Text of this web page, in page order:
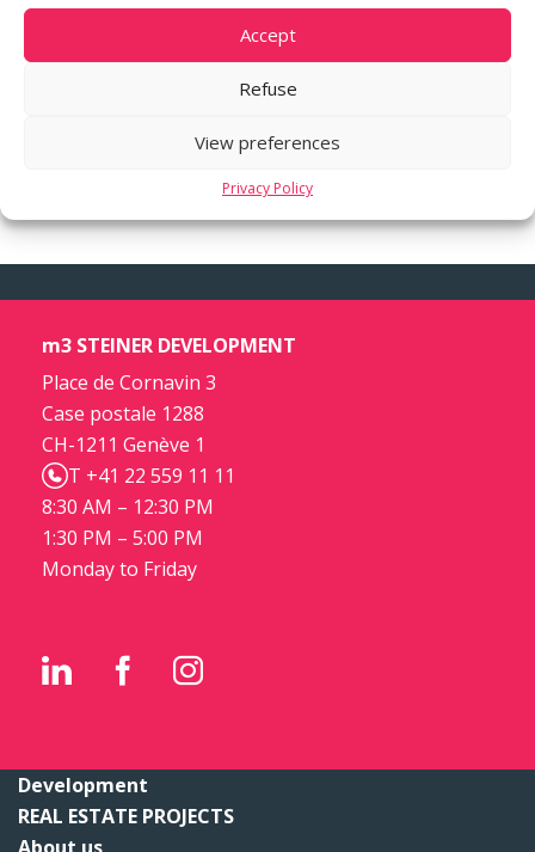
Accept
Refuse
View preferences
Privacy Policy
Les salons du 19 Corraterie, qui hébergèrent la
Société littéraire de Genève au 19ème siècle,
vous offrent un cadre unique, que vous pourrez
donner vie à un événement qui vous ressemble.
— Antoine Painot, Director of Events – MCI
m3 STEINER DEVELOPMENT
Place de Cornavin 3
Case postale 1288
CH-1211 Genève 1
T +41 22 559 11 11
8:30 AM – 12:30 PM
1:30 PM – 5:00 PM
Monday to Friday
Development
REAL ESTATE PROJECTS